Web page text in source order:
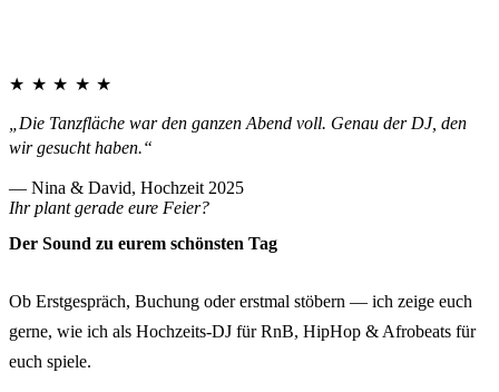
★★★★★
„Die Tanzfläche war den ganzen Abend voll. Genau der DJ, den
wir gesucht haben.“
— Nina & David, Hochzeit 2025
Ihr plant gerade eure Feier?
Der Sound zu eurem schönsten Tag
Ob Erstgespräch, Buchung oder erstmal stöbern — ich zeige euch
gerne, wie ich als Hochzeits-DJ für RnB, HipHop & Afrobeats für
euch spiele.